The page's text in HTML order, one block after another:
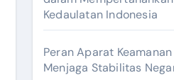
Kedaulatan Indonesia
Peran Aparat
Menjaga Stabilitas